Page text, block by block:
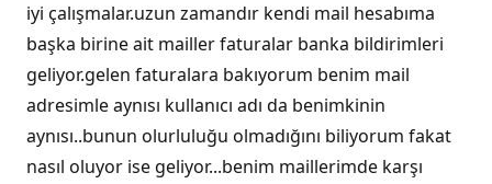
iyi çalışmalar.uzun zamandır kendi mail hesabıma
başka birine ait mailler faturalar banka bildirimleri
geliyor.gelen faturalara bakıyorum benim mail
adresimle aynısı kullanıcı adı da benimkinin
aynısı..bunun olurluluğu olmadığını biliyorum fakat
nasıl oluyor ise geliyor...benim maillerimde karşı